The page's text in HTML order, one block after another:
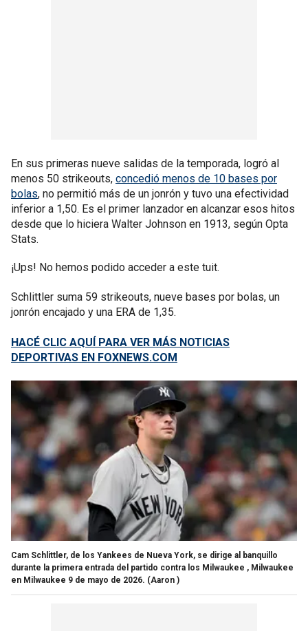
En sus primeras nueve salidas de la temporada, logró al
menos 50 strikeouts, concedió menos de 10 bases por
bolas, no permitió más de un jonrón y tuvo una efectividad
inferior a 1,50. Es el primer lanzador en alcanzar esos hitos
desde que lo hiciera Walter Johnson en 1913, según Opta
Stats.
¡Ups! No hemos podido acceder a este tuit.
Schlittler suma 59 strikeouts, nueve bases por bolas, un
jonrón encajado y una ERA de 1,35.
HACÉ CLIC AQUÍ PARA VER MÁS NOTICIAS
DEPORTIVAS EN FOXNEWS.COM
Cam Schlittler, de los Yankees de Nueva York, se dirige al banquillo
durante la primera entrada del partido contra los Milwaukee , Milwaukee
en Milwaukee 9 de mayo de 2026. (Aaron )